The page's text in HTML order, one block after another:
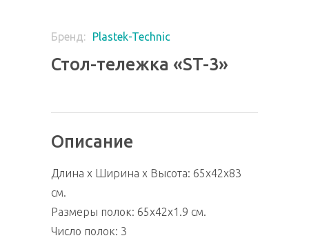
Бренд: Plastek-Technic
Стол-тележка «ST-3»
Описание
Длина х Ширина х Высота: 65х42х83
см.
Размеры полок: 65х42х1.9 см.
Число полок: 3